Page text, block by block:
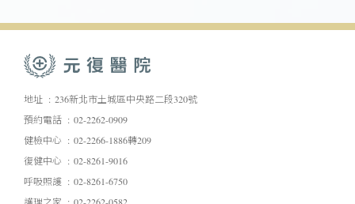
地址
236新北市土城區中央路二段320號
預約電話
02-2262-0909
健檢中心
02-2266-1886轉209
復健中心
02-8261-9016
呼吸照護
02-8261-6750